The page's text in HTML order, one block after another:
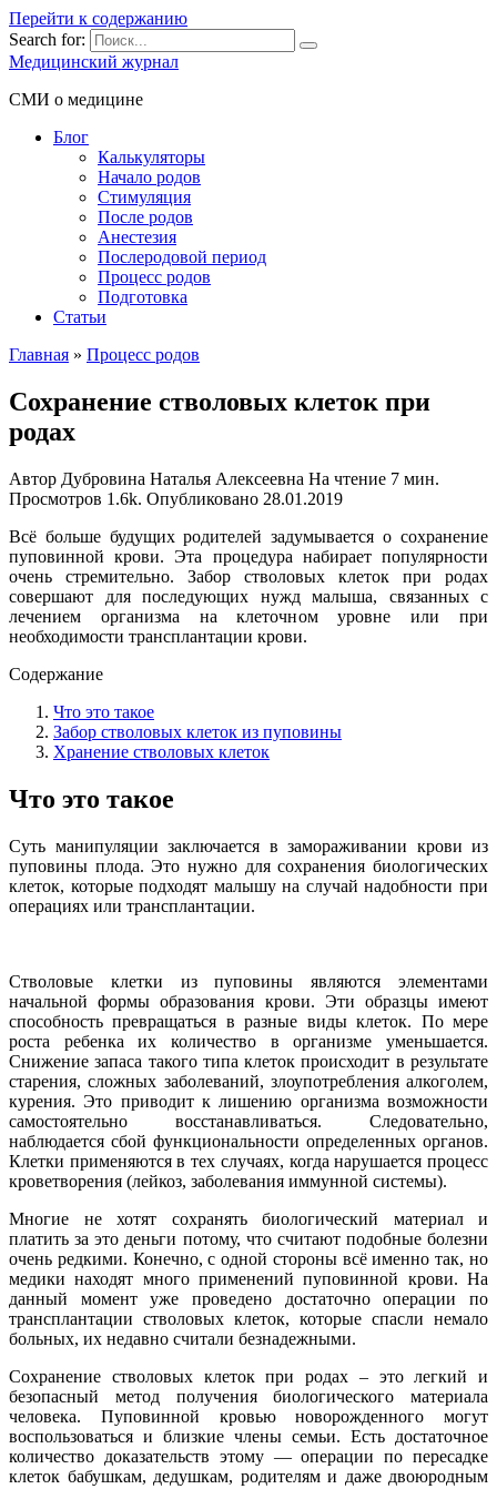
Перейти к содержанию
Search for:
Медицинский журнал
СМИ о медицине
Блог
Калькуляторы
Начало родов
Стимуляция
После родов
Анестезия
Послеродовой период
Процесс родов
Подготовка
Статьи
Главная » Процесс родов
Cохранение стволовых клеток при
родах
Автор Дубровина Наталья Алексеевна На чтение 7 мин.
Просмотров 1.6k. Опубликовано 28.01.2019
Всё больше будущих родителей задумывается о сохранение
пуповинной крови. Эта процедура набирает популярности
очень стремительно. Забор стволовых клеток при родах
совершают для последующих нужд малыша, связанных с
лечением организма на клеточном уровне или при
необходимости трансплантации крови.
Содержание
Что это такое
Забор стволовых клеток из пуповины
Хранение стволовых клеток
Что это такое
Суть манипуляции заключается в замораживании крови из
пуповины плода. Это нужно для сохранения биологических
клеток, которые подходят малышу на случай надобности при
операциях или трансплантации.
Стволовые клетки из пуповины являются элементами
начальной формы образования крови. Эти образцы имеют
способность превращаться в разные виды клеток. По мере
роста ребенка их количество в организме уменьшается.
Снижение запаса такого типа клеток происходит в результате
старения, сложных заболеваний, злоупотребления алкоголем,
курения. Это приводит к лишению организма возможности
самостоятельно восстанавливаться. Следовательно,
наблюдается сбой функциональности определенных органов.
Клетки применяются в тех случаях, когда нарушается процесс
кроветворения (лейкоз, заболевания иммунной системы).
Многие не хотят сохранять биологический материал и
платить за это деньги потому, что считают подобные болезни
очень редкими. Конечно, с одной стороны всё именно так, но
медики находят много применений пуповинной крови. На
данный момент уже проведено достаточно операции по
трансплантации стволовых клеток, которые спасли немало
больных, их недавно считали безнадежными.
Сохранение стволовых клеток при родах – это легкий и
безопасный метод получения биологического материала
человека. Пуповинной кровью новорожденного могут
воспользоваться и близкие члены семьи. Есть достаточное
количество доказательств этому — операции по пересадке
клеток бабушкам, дедушкам, родителям и даже двоюродным